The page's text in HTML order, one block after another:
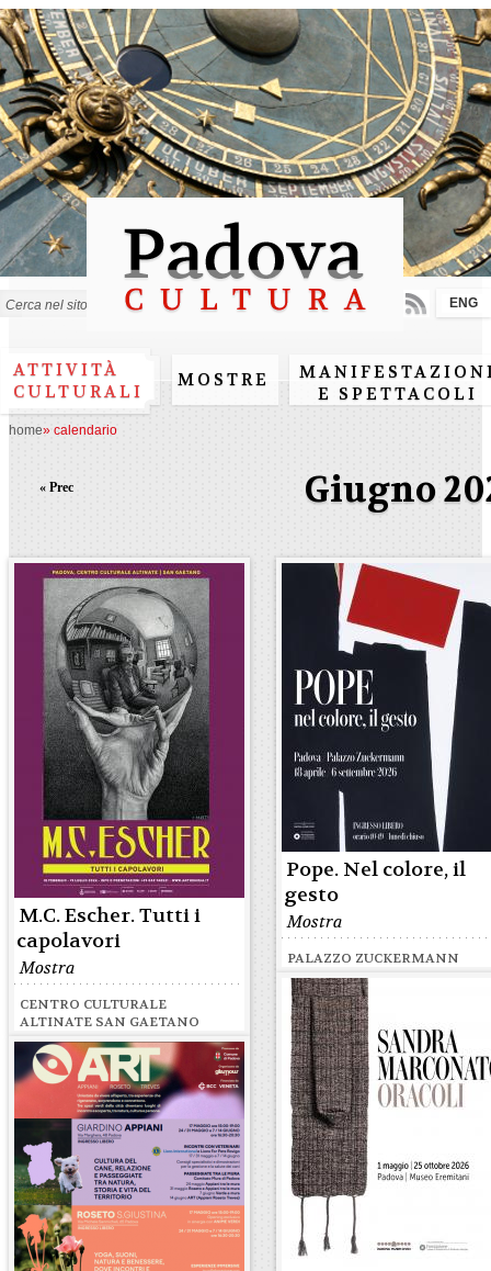
Salta al
contenuto
principale
ATTIVITÀ
CULTURALI
MOSTRE
E SPETTACOLI
ENG
home» calendario
Giugno
« Prec
M.C. Escher. Tutti i
capolavori
Mostra
CENTRO CULTURALE
ALTINATE SAN GAETANO
Pope. Nel colore, il
gesto
Mostra
PALAZZO ZUCKERMANN